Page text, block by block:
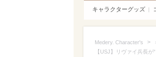
キャラクターグッズ
Medery. Character's >
【USJ】リヴァイ兵長